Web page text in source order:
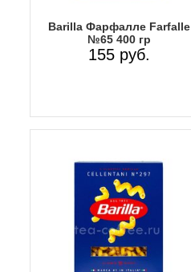
Barilla Фарфалле Farfalle
№65 400 гр
155 руб.